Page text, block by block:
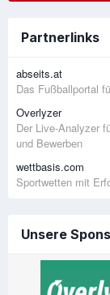
Partnerlinks
abseits.at
Das Fußballportal
Overlyzer
Der Live-Analyzer
und Bewerben
wettbasis.com
Sportwetten mit
Unsere